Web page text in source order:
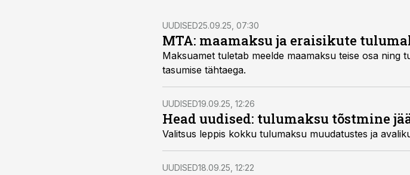
UUDISED25.09.25, 07:30
MTA: maamaksu ja eraisikute
Maksuamet tuletab meelde maamaksu teise osa
tasumise tähtaega.
UUDISED19.09.25, 12:26
Head uudised: tulumaksu tõstmine
Valitsus leppis kokku tulumaksu muudatustes ja
UUDISED18.09.25, 12:22